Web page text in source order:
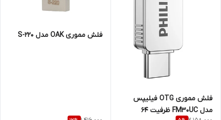
فلش مموری OTG فیلیپس
مدل FM30UC ظرفیت 64
فلش مموری OAK مدل S-220